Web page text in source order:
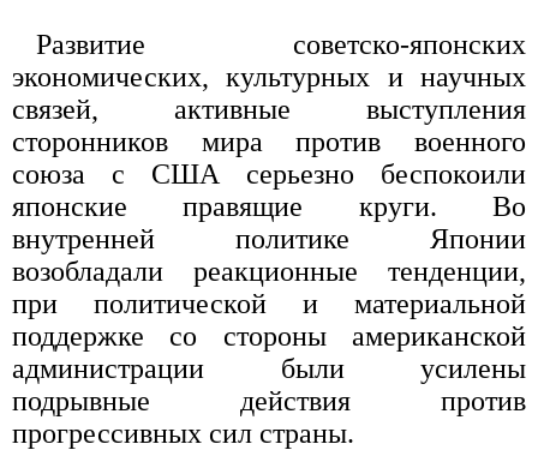
Развитие советско-японских
экономических, культурных и научных
связей, активные выступления
сторонников мира против военного
союза с США серьезно беспокоили
японские правящие круги. Во
внутренней политике Японии
возобладали реакционные тенденции,
при политической и материальной
поддержке со стороны американской
администрации были усилены
подрывные действия против
прогрессивных сил страны.